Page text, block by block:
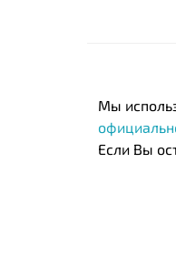
Мы
Если Вы